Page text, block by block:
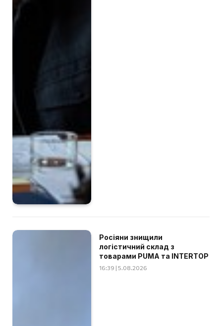
Росіяни знищили
логістичний склад з
товарами PUMA та INTERTOP
16:39 | 5.08.2026